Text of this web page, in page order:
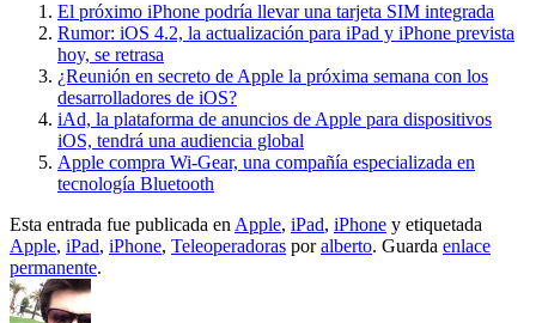
El próximo iPhone podría llevar una tarjeta SIM integrada
Rumor: iOS 4.2, la actualización para iPad y iPhone prevista
hoy, se retrasa
¿Reunión en secreto de Apple la próxima semana con los
desarrolladores de iOS?
iAd, la plataforma de anuncios de Apple para dispositivos
iOS, tendrá una audiencia global
Apple compra Wi-Gear, una compañía especializada en
tecnología Bluetooth
Esta entrada fue publicada en Apple, iPad, iPhone y etiquetada
Apple, iPad, iPhone, Teleoperadoras poralberto. Guarda enlace
permanente.